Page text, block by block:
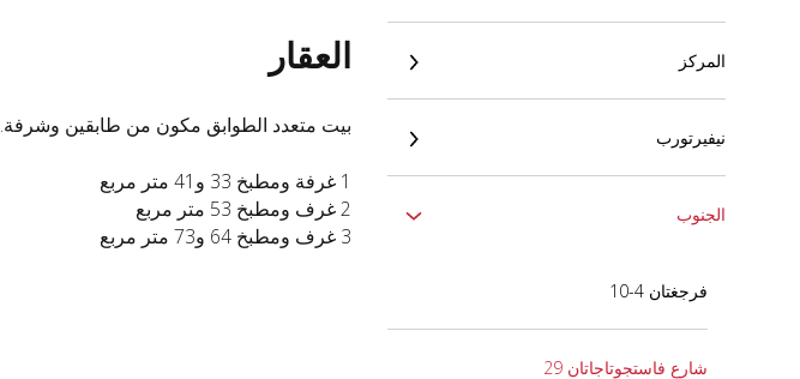
المركز
نيفيرتورب
الجنوب
فرجغتان 4-10
شارع فاستجوتاجاتان 29
العقار
بيت متعدد الطوابق مكون من طابقين وشرفة.
1 غرفة ومطبخ 33 و41 متر مربع
2 غرف ومطبخ 53 متر مربع
3 غرف ومطبخ 64 و73 متر مربع